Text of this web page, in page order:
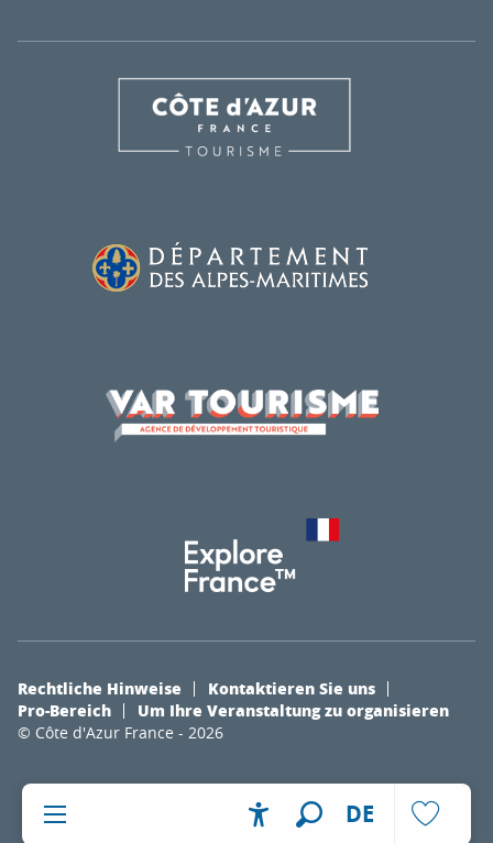
DE
© Côte d'Azur France - 2026
Rechtliche Hinweise
Kontaktieren Sie uns
Pro-Bereich
Um Ihre Veranstaltung zu organisieren